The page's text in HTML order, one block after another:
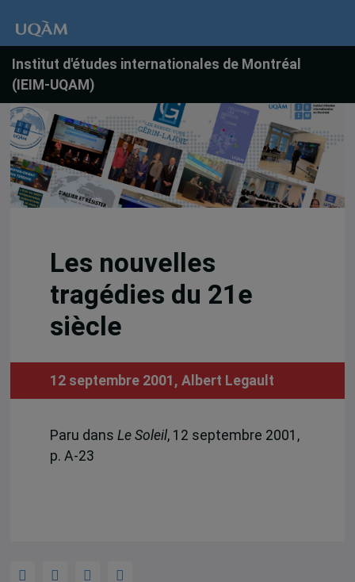
Institut d'études internationales de Montréal
(IEIM-UQAM)
Les nouvelles
tragédies du 21e
siècle
12 septembre 2001, Albert Legault
Paru dans Le Soleil, 12 septembre 2001,
p. A-23